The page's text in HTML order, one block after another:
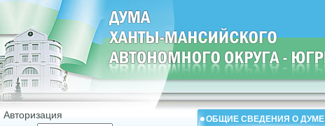
Авторизация ОБЩИЕ СВЕДЕНИЯ О ДУМЕ